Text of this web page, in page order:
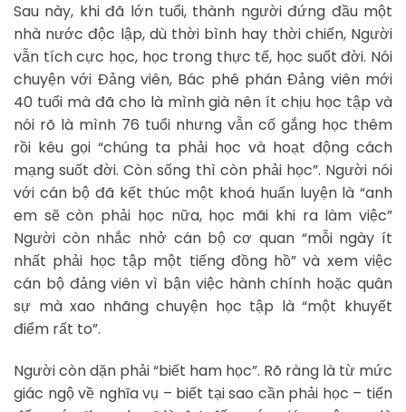
Sau này, khi đã lớn tuổi, thành người đứng đầu một
nhà nước độc lập, dù thời bình hay thời chiến, Người
vẫn tích cực học, học trong thực tế, học suốt đời. Nói
chuyện với Đảng viên, Bác phê phán Đảng viên mới
40 tuổi mà đã cho là mình già nên ít chịu học tập và
nói rõ là mình 76 tuổi nhưng vẫn cố gắng học thêm
rồi kêu gọi “chúng ta phải học và hoạt động cách
mạng suốt đời. Còn sống thì còn phải học”. Người nói
với cán bộ đã kết thúc một khoá huấn luyện là “anh
em sẽ còn phải học nữa, học mãi khi ra làm việc”
Người còn nhắc nhở cán bộ cơ quan “mỗi ngày ít
nhất phải học tập một tiếng đồng hồ” và xem việc
cán bộ đảng viên vì bận việc hành chính hoặc quân
sự mà xao nhãng chuyện học tập là “một khuyết
điểm rất to”.
Người còn dặn phải “biết ham học”. Rõ ràng là từ mức
giác ngộ về nghĩa vụ – biết tại sao cần phải học – tiến